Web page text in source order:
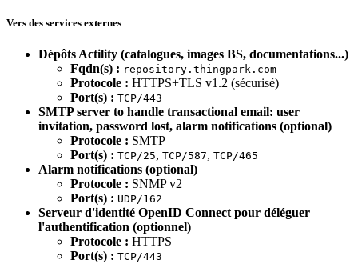
Vers des services externes
Dépôts Actility (catalogues, images BS, documentations...)
Fqdn(s) : repository.thingpark.com
Protocole : HTTPS+TLS v1.2 (sécurisé)
Port(s) : TCP/443
SMTP server to handle transactional email: user
invitation, password lost, alarm notifications (optional)
Protocole : SMTP
Port(s) : TCP/25, TCP/587, TCP/465
Alarm notifications (optional)
Protocole : SNMP v2
Port(s) : UDP/162
Serveur d'identité OpenID Connect pour déléguer
l'authentification (optionnel)
Protocole : HTTPS
Port(s) : TCP/443